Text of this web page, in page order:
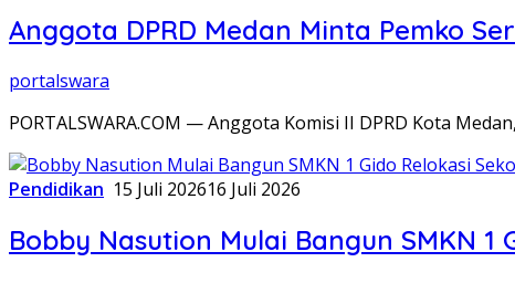
Anggota DPRD Medan Minta Pemko
portalswara
PORTALSWARA.COM — Anggota Komisi II DPRD Kota
Pendidikan 15 Juli 202616 Juli 2026
Bobby Nasution Mulai Bangun SMKN